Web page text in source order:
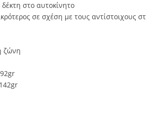
στο αυτοκίνητο
σε σχέση με τους αντίστοιχους
ζώνη